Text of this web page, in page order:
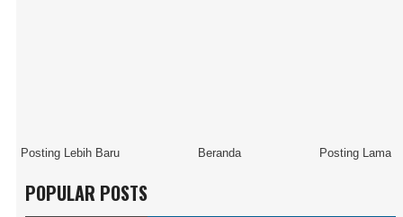
Posting Lebih Baru Posting Lama
Beranda
POPULAR POSTS